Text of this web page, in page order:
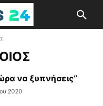
να ξυπνήσεις”
2020